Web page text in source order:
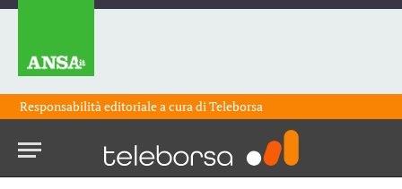
Responsabilità editoriale a cura diTeleborsa